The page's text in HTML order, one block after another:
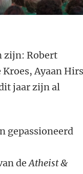
zijn: Robert
Ayaan
jaar zijn al
gepassioneerd
deAtheist &